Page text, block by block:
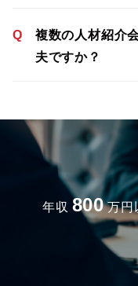
Q
複数の人材紹介
夫ですか？
年収 800 万円